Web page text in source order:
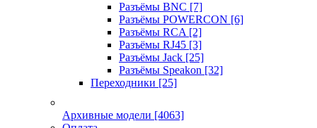
Разъёмы BNC [7]
Разъёмы POWERCON [6]
Разъёмы RCA [2]
Разъёмы RJ45 [3]
Разъёмы Jack [25]
Разъёмы Speakon [32]
Переходники [25]
Архивные модели [4063]